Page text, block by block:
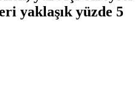
yaklaşık yüzde 5